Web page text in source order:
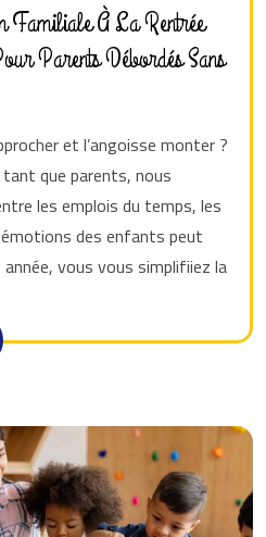
Familiale À La Rentrée
Parents Débordés Sans
et l’angoisse monter ?
tant que parents, nous
les emplois du temps, les
des enfants peut
vous vous simplifiiez la